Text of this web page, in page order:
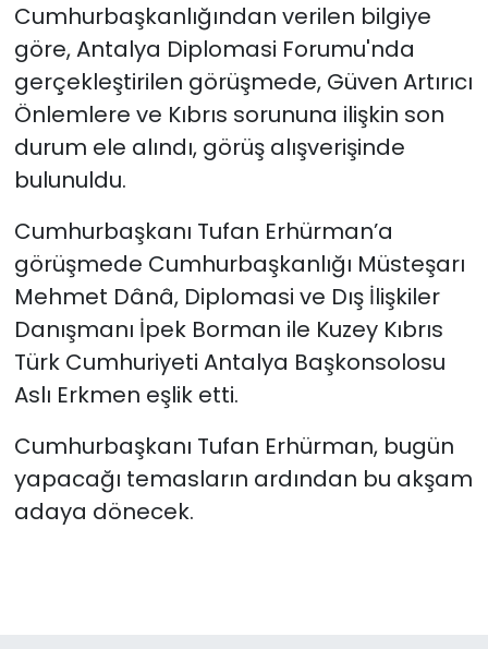
Cumhurbaşkanlığından verilen bilgiye
göre,Antalya Diplomasi Forumu'nda
gerçekleştirilen görüşmede, Güven Artırıcı
Önlemlere ve Kıbrıs sorununa ilişkin son
durum ele alındı, görüş alışverişinde
bulunuldu.
Cumhurbaşkanı Tufan Erhürman’a
görüşmede Cumhurbaşkanlığı Müsteşarı
Mehmet Dânâ, Diplomasi ve Dış İlişkiler
Danışmanı İpek Borman ile Kuzey Kıbrıs
Türk Cumhuriyeti Antalya Başkonsolosu
Aslı Erkmen eşlik etti.
Cumhurbaşkanı Tufan Erhürman, bugün
yapacağı temasların ardından bu akşam
adaya dönecek.
Video Galeri
YAŞAM
Yazarlar